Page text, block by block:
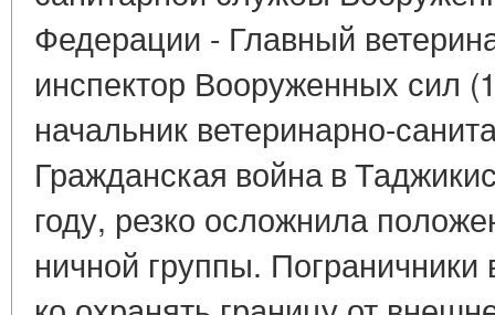
Федерации - Главный
инспектор Вооруженных сил
начальник ветеринарно-
Граж­дан­ская война в
году, резко ослож­ни­ла
нич­ной груп­пы.